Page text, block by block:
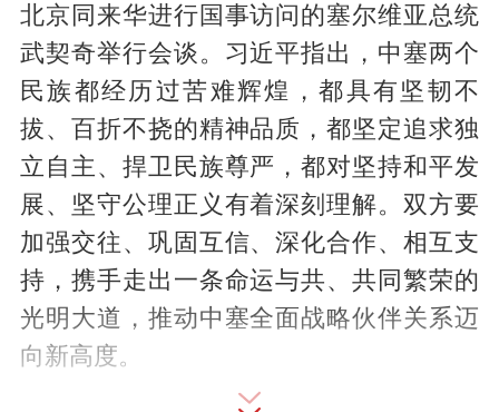
北京同来华进行国事访问的塞尔维亚总统
武契奇举行会谈。习近平指出，中塞两个
民族都经历过苦难辉煌，都具有坚韧不
拔、百折不挠的精神品质，都坚定追求独
立自主、捍卫民族尊严，都对坚持和平发
展、坚守公理正义有着深刻理解。双方要
加强交往、巩固互信、深化合作、相互支
持，携手走出一条命运与共、共同繁荣的
光明大道，推动中塞全面战略伙伴关系迈
向新高度。